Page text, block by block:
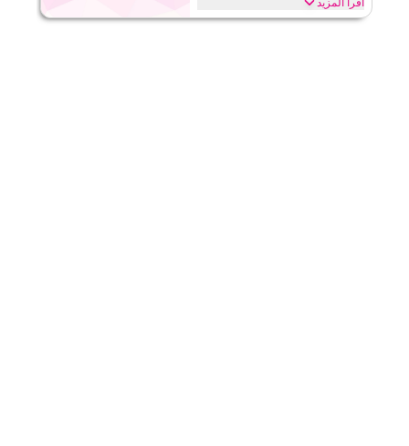
اقرأ المزيد
احصل على خصم 85% على طلبك الأول مع كود كوبون هوستنجر الحصري